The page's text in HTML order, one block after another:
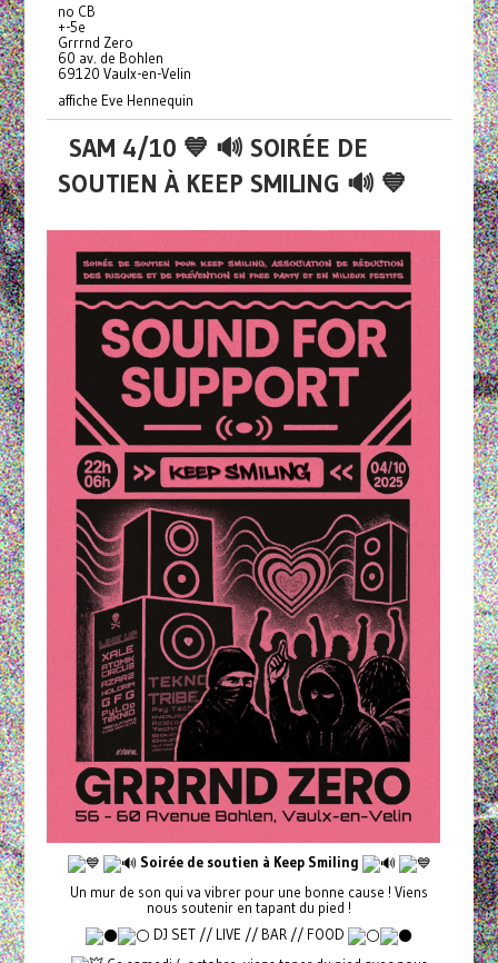
no CB
+-5e
Grrrnd Zero
60 av. de Bohlen
69120 Vaulx-en-Velin
affiche Eve Hennequin
SAM 4/10 💙 🔊 SOIRÉE DE
SOUTIEN À KEEP SMILING 🔊 💙
Soirée de soutien à Keep Smiling
Un mur de son qui va vibrer pour une bonne cause ! Viens
nous soutenir en tapant du pied !
DJ SET // LIVE // BAR // FOOD